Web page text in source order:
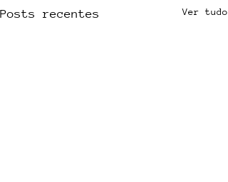
Posts recentes Ver tudo